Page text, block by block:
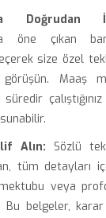
Doğrudan
öne çıkan
size özel
Maaş
Alın: Sözlü
tüm detayları
veya
Bu belgeler,